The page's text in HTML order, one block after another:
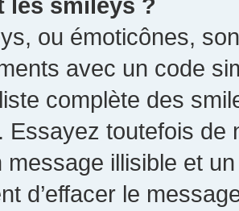
ou émoticônes,
avec un code
complète des
Essayez toutefois de
message illisible et
d’effacer le